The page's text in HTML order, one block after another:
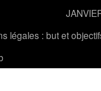
légales : but et